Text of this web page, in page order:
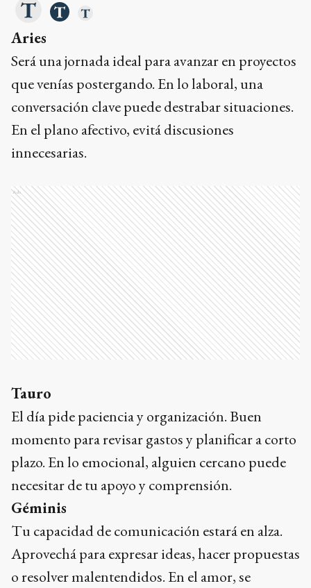
Aries
Será una jornada ideal para avanzar en proyectos
que venías postergando. En lo laboral, una
conversación clave puede destrabar situaciones.
En el plano afectivo, evitá discusiones
innecesarias.
Ads
Tauro
El día pide paciencia y organización. Buen
momento para revisar gastos y planificar a corto
plazo. En lo emocional, alguien cercano puede
necesitar de tu apoyo y comprensión.
Géminis
Tu capacidad de comunicación estará en alza.
Aprovechá para expresar ideas, hacer propuestas
o resolver malentendidos. En el amor, se